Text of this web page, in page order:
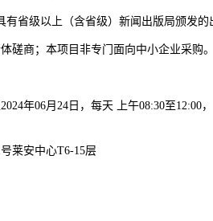
有省级以上（含省级）新闻出版局颁发的
磋商；本项目非专门面向中小企业采购。
年06月24日，每天 上午08:30至12:00
莱安中心T6-15层